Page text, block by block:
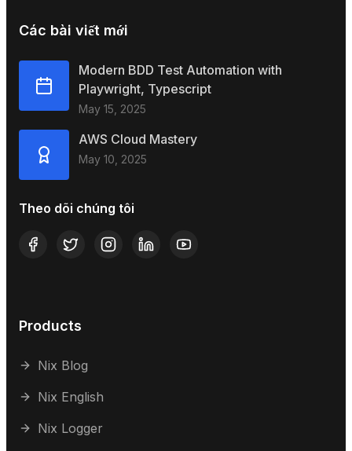
Các bài viết mới
Modern BDD Test Automation with
Playwright, Typescript
May 15, 2025
AWS Cloud Mastery
May 10, 2025
Theo dõi chúng tôi
Products
Nix Blog
Nix English
Nix Logger